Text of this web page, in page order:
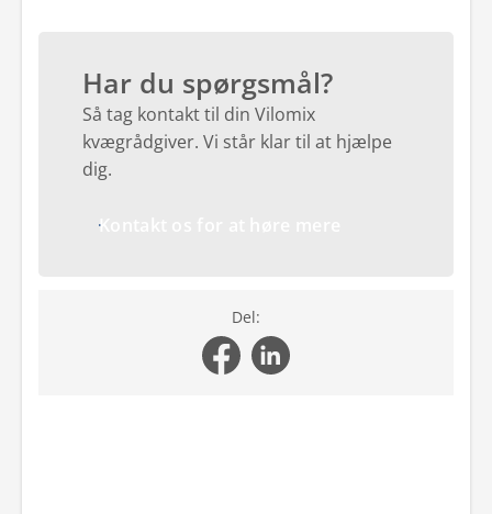
Har du spørgsmål?
Så tag kontakt til din Vilomix
kvægrådgiver. Vi står klar til at hjælpe
dig.
Kontakt os for at høre mere
Del: